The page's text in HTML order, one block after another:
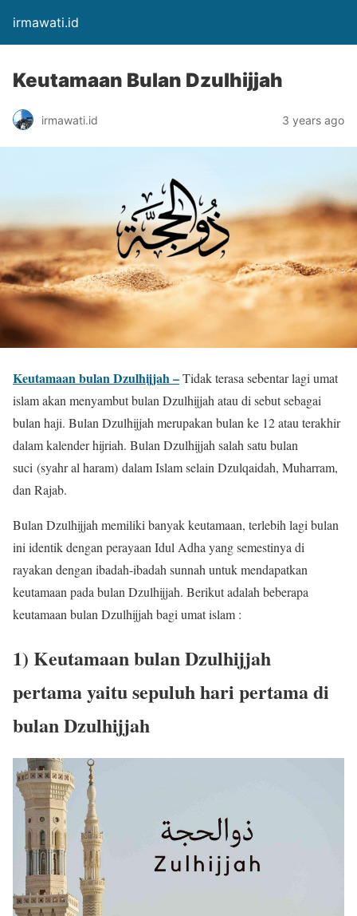
irmawati.id
Keutamaan Bulan Dzulhijjah
irmawati.id 3 years ago
Keutamaan bulan Dzulhijjah –Tidak terasa sebentar lagi umat
islam akan menyambut bulan Dzulhijjah atau di sebut sebagai
bulan haji. Bulan Dzulhijjah merupakan bulan ke 12 atau terakhir
dalam kalender hijriah. Bulan Dzulhijjah salah satu bulan
suci (syahr al haram) dalam Islam selain Dzulqaidah, Muharram,
dan Rajab.
Bulan Dzulhijjah memiliki banyak keutamaan, terlebih lagi bulan
ini identik dengan perayaan Idul Adha yang semestinya di
rayakan dengan ibadah-ibadah sunnah untuk mendapatkan
keutamaan pada bulan Dzulhijjah. Berikut adalah beberapa
keutamaan bulan Dzulhijjah bagi umat islam :
1) Keutamaan bulan Dzulhijjah
pertama yaitu sepuluh hari pertama di
bulan Dzulhijjah